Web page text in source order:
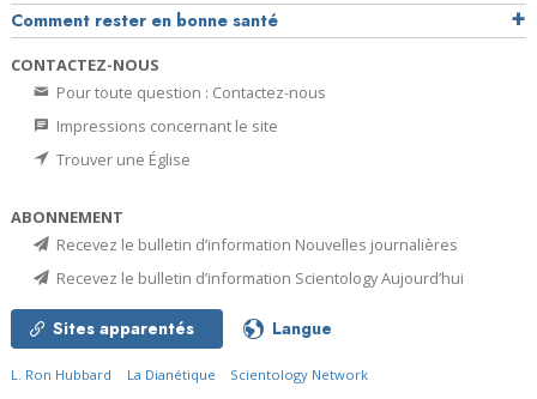
Comment rester en bonne santé
CONTACTEZ-NOUS
Pour toute question : Contactez-nous
Impressions concernant le site
Trouver une Église
ABONNEMENT
Recevez le bulletin d’information Nouvelles journalières
Recevez le bulletin d’information Scientology Aujourd’hui
Sites apparentés Langue
L. Ron Hubbard La Dianétique
Scientology Network